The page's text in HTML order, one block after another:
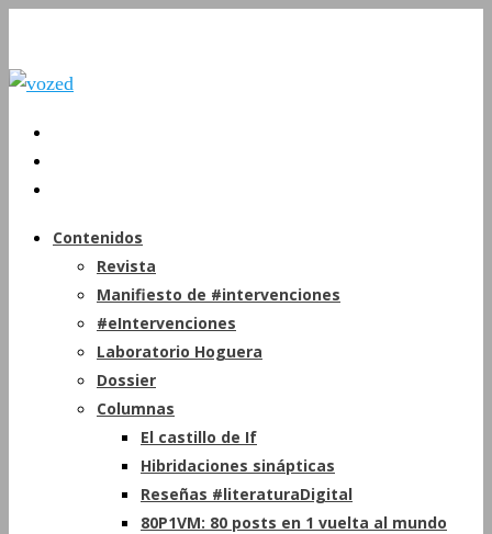
Contenidos
Revista
Manifiesto de #intervenciones
#eIntervenciones
Laboratorio Hoguera
Dossier
Columnas
El castillo de If
Hibridaciones sinápticas
Reseñas #literaturaDigital
80P1VM: 80 posts en 1 vuelta al mundo